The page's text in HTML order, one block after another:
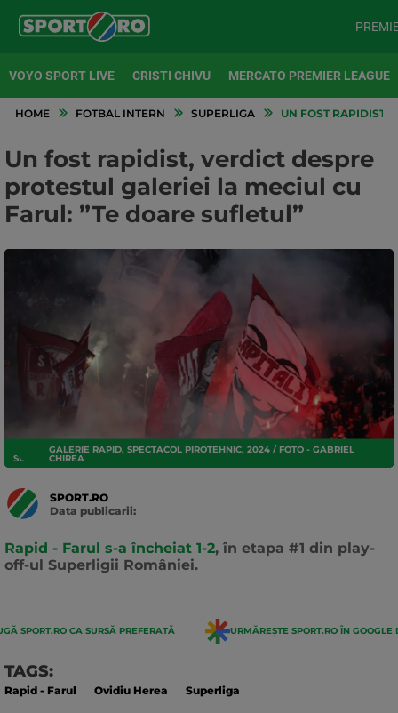
VOYO SPORT LIVE CRISTI CHIVU MERCATO PREMIER LEAGUE
HOME FOTBAL INTERN SUPERLIGA UN FOST RAPIDIST,
Un fost rapidist, verdict despre
protestul galeriei la meciul cu
Farul: ”Te doare sufletul”
SUPERLIGA
GALERIE RAPID, SPECTACOL PIROTEHNIC, 2024 / FOTO - GABRIEL
CHIREA
SPORT.RO
Data publicarii:
Rapid - Farul s-a încheiat 1-2, în etapa #1 din play-
off-ul Superligii României.
SPORT.RO CA SURSĂ PREFERATĂ URMĂREȘTE SPORT.RO ÎN GOOGLE
TAGS:
Rapid - Farul Ovidiu Herea Superliga